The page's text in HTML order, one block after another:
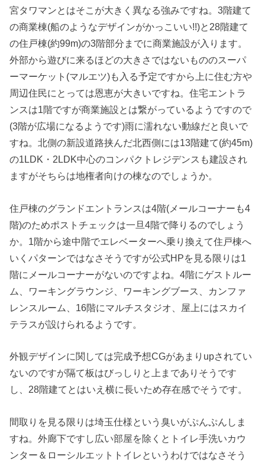
宮タワマンとはそこが大きく異なる強みですね。3階建て
の商業棟(船のようなデザインがかっこいい!!)と28階建て
の住戸棟(約99m)の3階部分までに商業施設が入ります。
外部から遊びに来るほどの大きさではないもののスーパ
ーマーケット(マルエツ)も入る予定ですから上に住む方や
周辺住民にとっては恩恵が大きいですね。住宅エントラ
ンスは1階ですが商業施設とは繋がっているようですので
(3階が広場になるようです)雨に濡れない動線だと良いで
すね。北側の新設道路挟んだ北西側には13階建て(約45m)
の1LDK・2LDK中心のコンパクトレジデンスも建設され
ますがそちらは地権者向けの棟なのでしょうか。
住戸棟のグランドエントランスは4階(メールコーナーも4
階)のためポストチェックは一旦4階で降りるのでしょう
か。1階から途中階でエレベーターへ乗り換えて住戸棟へ
いくパターンではなさそうですが公式HPを見る限りは1
階にメールコーナーがないのですよね。4階にゲストルー
ム、ワーキングラウンジ、ワーキングブース、カンファ
レンスルーム、16階にマルチスタジオ、屋上にはスカイ
テラスが設けられるようです。
外観デザインに関しては完成予想CGがあまりupされてい
ないのですが隔て板はびっしりと上までありそうです
し、28階建てとはいえ横に長いため存在感でそうです。
間取りを見る限りは埼玉仕様という臭いがぷんぷんしま
すね。外廊下ですし広い部屋を除くとトイレ手洗いカウ
ンター＆ローシルエットトイレというわけではなさそう